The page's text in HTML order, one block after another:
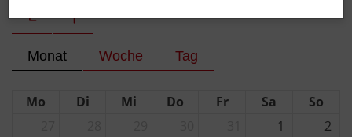
Monat Woche Tag
Mo Di Mi Do Fr Sa
So
1 2